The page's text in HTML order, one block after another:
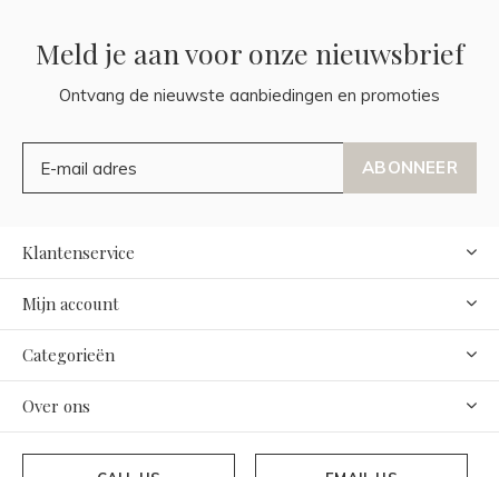
Meld je aan voor onze nieuwsbrief
Ontvang de nieuwste aanbiedingen en promoties
ABONNEER
Klantenservice
Mijn account
Categorieën
Over ons